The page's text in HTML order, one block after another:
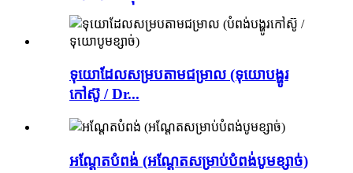
ទុយោដែលសម្របតាមជម្រាល (ទុយោបង្ហូរ
កៅស៊ូ / Dr...
អណ្ដែតបំពង់ (អណ្ដែតសម្រាប់បំពង់បូមខ្សាច់)